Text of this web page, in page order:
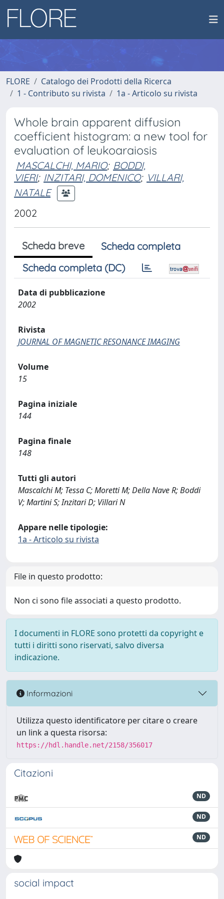
FLORE
Catalogo dei Prodotti della Ricerca
1 - Contributo su rivista
1a - Articolo su rivista
Whole brain apparent diffusion
coefficient histogram: a new tool for
evaluation of leukoaraiosis
MASCALCHI, MARIO; BODDI,
VIERI; INZITARI, DOMENICO; VILLARI,
NATALE
2002
Scheda breve
Scheda completa
Scheda completa (DC)
Data di pubblicazione
2002
Rivista
JOURNAL OF MAGNETIC RESONANCE IMAGING
Volume
15
Pagina iniziale
144
Pagina finale
148
Tutti gli autori
Mascalchi M; Tessa C; Moretti M; Della Nave R; Boddi
V; Martini S; Inzitari D; Villari N
Appare nelle tipologie:
1a - Articolo su rivista
File in questo prodotto:
Non ci sono file associati a questo prodotto.
I documenti in FLORE sono protetti da copyright e
tutti i diritti sono riservati, salvo diversa
indicazione.
Informazioni
Utilizza questo identificatore per citare o creare
un link a questa risorsa:
https://hdl.handle.net/2158/356017
Citazioni
ND
ND
ND
social impact